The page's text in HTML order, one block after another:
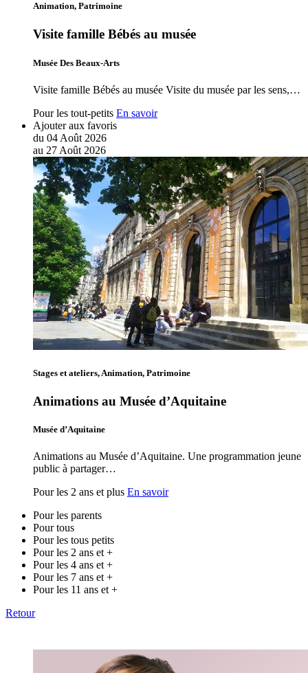
Animation, Patrimoine
Visite famille Bébés au musée
Musée Des Beaux-Arts
Visite famille Bébés au musée Visite du musée par les sens,…
Pour les tout-petits En savoir
Ajouter aux favoris
du 04 Août 2026
au 27 Août 2026
Stages et ateliers, Animation, Patrimoine
Animations au Musée d’Aquitaine
Musée d’Aquitaine
Animations au Musée d’Aquitaine. Une programmation jeune
public à partager…
Pour les 2 ans et plus En savoir
Pour les parents
Pour tous
Pour les tous petits
Pour les 2 ans et +
Pour les 4 ans et +
Pour les 7 ans et +
Pour les 11 ans et +
Retour